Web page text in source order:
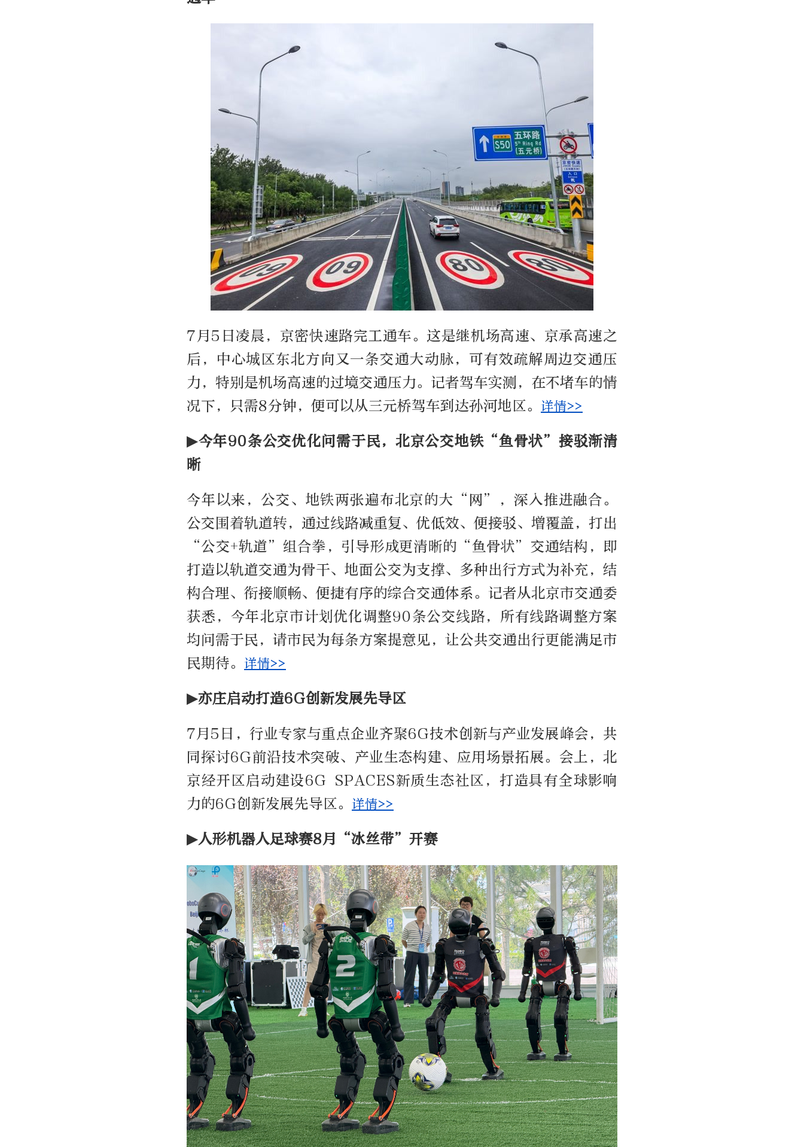
7月5日凌晨，京密快速路完工通车。这是继机场高速、京承高速之
后，中心城区东北方向又一条交通大动脉，可有效疏解周边交通压
力，特别是机场高速的过境交通压力。记者驾车实测，在不堵车的情
况下，只需8分钟，便可以从三元桥驾车到达孙河地区。 详情>>
▶今年90条公交优化问需于民，北京公交地铁“鱼骨状”接驳渐清
晰
今年以来，公交、地铁两张遍布北京的大“网”，深入推进融合。
公交围着轨道转，通过线路减重复、优低效、便接驳、增覆盖，打出
“公交+轨道”组合拳，引导形成更清晰的“鱼骨状”交通结构，即
打造以轨道交通为骨干、地面公交为支撑、多种出行方式为补充，结
构合理、衔接顺畅、便捷有序的综合交通体系。记者从北京市交通委
获悉，今年北京市计划优化调整90条公交线路，所有线路调整方案
均问需于民，请市民为每条方案提意见，让公共交通出行更能满足市
民期待。 详情>>
▶亦庄启动打造6G创新发展先导区
7月5日，行业专家与重点企业齐聚6G技术创新与产业发展峰会，共
同探讨6G前沿技术突破、产业生态构建、应用场景拓展。会上，北
京经开区启动建设6G SPACES新质生态社区，打造具有全球影响
力的6G创新发展先导区。 详情>>
▶人形机器人足球赛8月“冰丝带”开赛